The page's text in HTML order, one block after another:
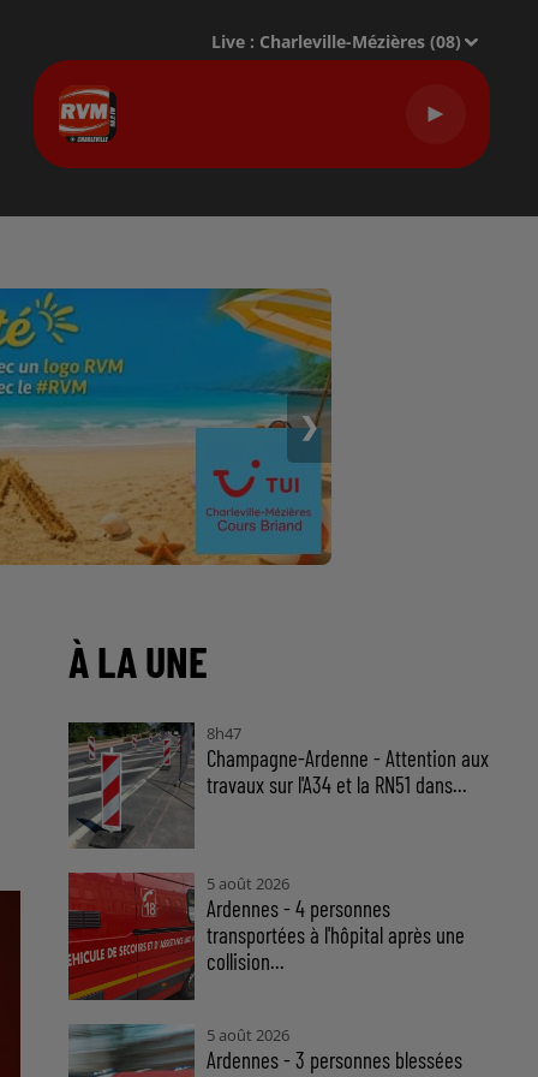
Live : Charleville-Mézières (08)
❯
À LA UNE
8h47
Champagne-Ardenne - Attention aux
travaux sur l'A34 et la RN51 dans...
5 août 2026
Ardennes - 4 personnes
transportées à l'hôpital après une
collision...
5 août 2026
Ardennes - 3 personnes blessées